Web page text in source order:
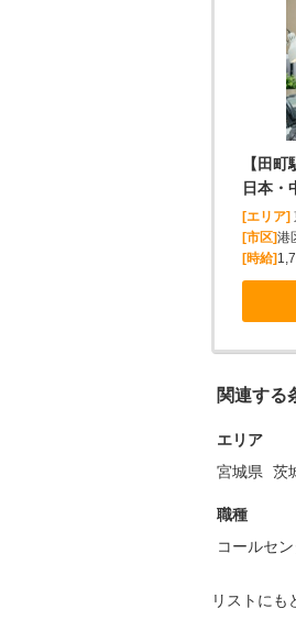
【田
日本・
[エリア]
[市区]港
[時給]
関連する
エリア
宮城県
茨
職種
コールセ
リストにも